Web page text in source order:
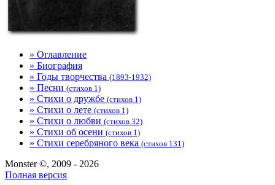
» Оглавление
» Биография
» Годы творчества (1893-1932)
» Песни (стихов 1)
» Стихи о дружбе (стихов 1)
» Стихи о лете (стихов 1)
» Стихи о любви (стихов 32)
» Стихи об осени (стихов 1)
» Стихи серебряного века (стихов 131)
Monster ©, 2009 - 2026
Полная версия